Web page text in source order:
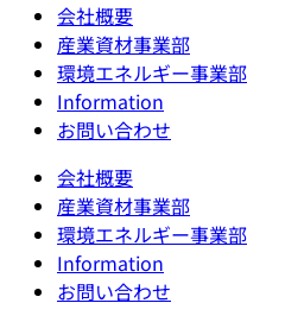
会社概要
産業資材事業部
環境エネルギー事業部
Information
お問い合わせ
会社概要
産業資材事業部
環境エネルギー事業部
Information
お問い合わせ